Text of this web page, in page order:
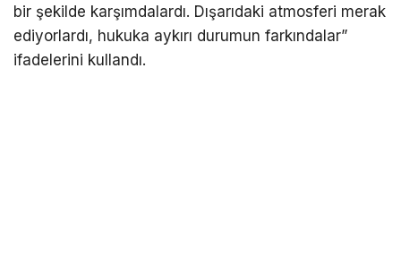
bir şekilde karşımdalardı. Dışarıdaki atmosferi merak
ediyorlardı, hukuka aykırı durumun farkındalar”
ifadelerini kullandı.